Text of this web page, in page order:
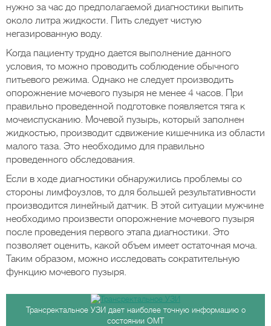
нужно за час до предполагаемой диагностики выпить
около литра жидкости. Пить следует чистую
негазированную воду.
Когда пациенту трудно дается выполнение данного
условия, то можно проводить соблюдение обычного
питьевого режима. Однако не следует производить
опорожнение мочевого пузыря не менее 4 часов. При
правильно проведенной подготовке появляется тяга к
мочеиспусканию. Мочевой пузырь, который заполнен
жидкостью, производит сдвижение кишечника из области
малого таза. Это необходимо для правильно
проведенного обследования.
Если в ходе диагностики обнаружились проблемы со
стороны лимфоузлов, то для большей результативности
производится линейный датчик. В этой ситуации мужчине
необходимо произвести опорожнение мочевого пузыря
после проведения первого этапа диагностики. Это
позволяет оценить, какой объем имеет остаточная моча.
Таким образом, можно исследовать сократительную
функцию мочевого пузыря.
Трансректальное УЗИ дает наиболее точную информацию о
состоянии ОМТ